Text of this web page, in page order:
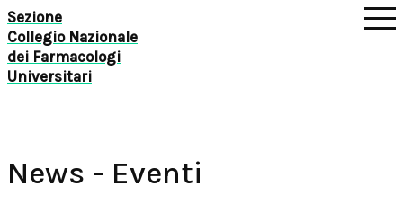
Sezione
Collegio Nazionale
dei Farmacologi
Universitari
News - Eventi